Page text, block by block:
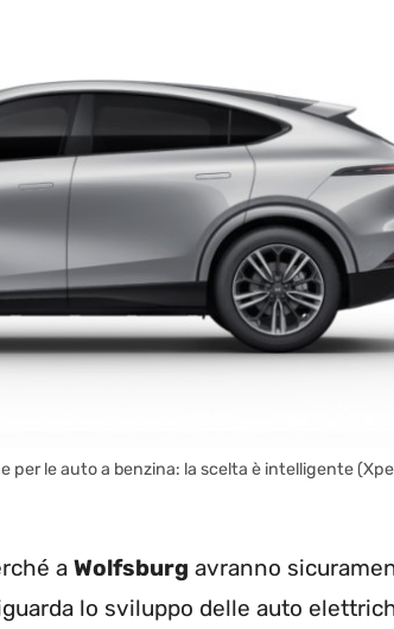
per le auto a benzina: la scelta è intelligente
a Wolfsburg avranno
lo sviluppo delle auto